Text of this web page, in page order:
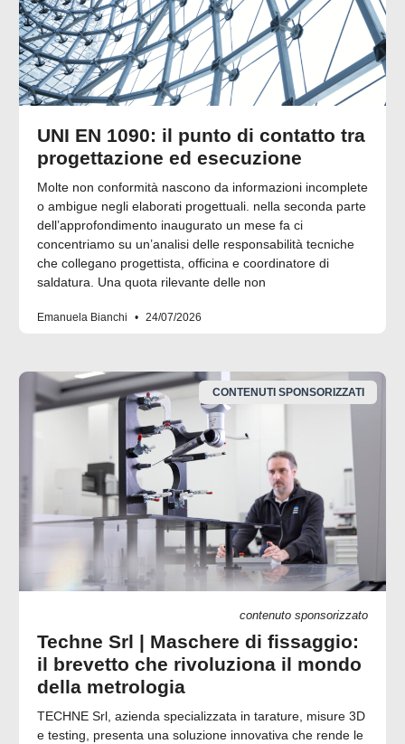
UNI EN 1090: il punto di contatto tra
progettazione ed esecuzione
Molte non conformità nascono da informazioni incomplete
o ambigue negli elaborati progettuali. nella seconda parte
dell’approfondimento inaugurato un mese fa ci
concentriamo su un’analisi delle responsabilità tecniche
che collegano progettista, officina e coordinatore di
saldatura. Una quota rilevante delle non
Emanuela Bianchi 24/07/2026
CONTENUTI SPONSORIZZATI
contenuto sponsorizzato
Techne Srl | Maschere di fissaggio:
il brevetto che rivoluziona il mondo
della metrologia
TECHNE Srl, azienda specializzata in tarature, misure 3D
e testing, presenta una soluzione innovativa che rende le